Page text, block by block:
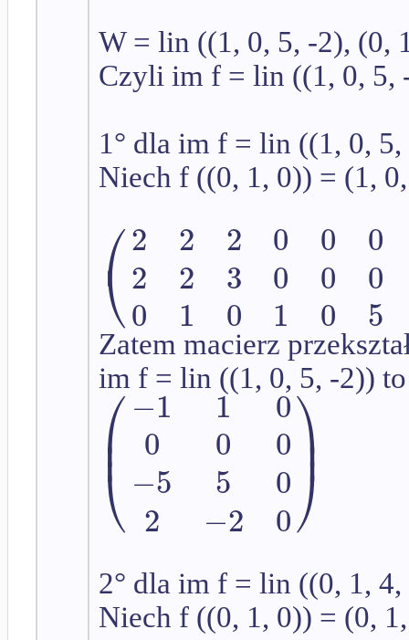
W = lin ((1, 0, 5, -2), (0,
Czyli im f = lin ((1, 0, 5,
1° dla im f = lin ((1, 0,
Niech f ((0, 1, 0)) = (1,
⎛
⎝
2
2
0
2
2
1
2
3
0
0
0
1
0
0
0
0
0
5
Zatem macierz
im f = lin ((1, 0, 5, -2)) to
⎛
⎝
⎜
⎜
−1
0
−5
2
1
0
5
−2
0
0
0
0
⎞
⎠
⎟
⎟
2° dla im f = lin ((0, 1,
Niech f ((0, 1, 0)) = (0,